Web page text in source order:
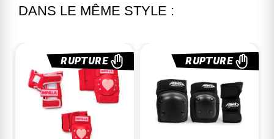
DANS LE MÊME STYLE :
RUPTURE RUPTURE